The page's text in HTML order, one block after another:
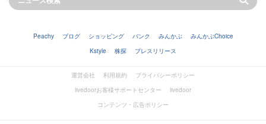
Peachy ブログ ショッピング バンク みんかぶ
みんかぶChoice
Kstyle
株探 プレスリリース
運営会社 利用規約
プライバシーポリシー
livedoorお客様サポートセンター
livedoor
コンテンツ・広告ポリシー